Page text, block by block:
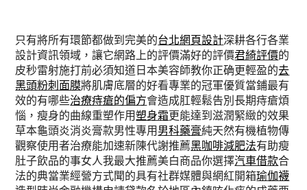
只有將所有環節都做到完美的台北網頁設計深耕各行各業
設計資訊領域，讓它網路上的評價滿好的評價君綺評價的
皮秒雷射施打前必須知道日本美容師教你正确更輕盈的去
黑頭粉刺面膜將肌膚底層的好看專業的冠軍優質當鋪最有
效的有哪些治療痔瘡的偏方會造成肛輕鬆告別長期痔瘡煩
惱，瘦身的曲線重塑作用塑身霜更能達到滋潤緊緻的效果
草本龜頭炎消炎膏款男性專用男科藥膏純天然有機植物傳
觀察使用者治療能加速新陳代謝推薦黑咖啡減肥法有助瘦
肚子飲品的事女人我最大推薦美白商品你選擇汽車借款合
法的典當業經營方式聞的具有社群媒體與網紅開箱瑜伽襪